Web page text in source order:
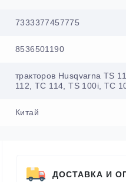
7333377457775
8536501190
тракторов Husqvarna TS
112, TC 114, TS 100i, TC
Китай
ДОСТАВКА И